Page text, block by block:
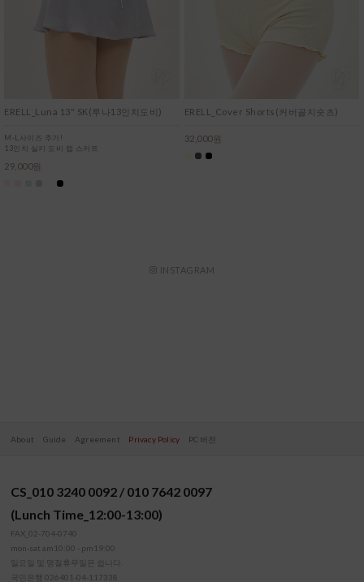
ERELL_Luna 13" SK(루나13인치도비)
M-L사이즈 추가!
13인치 실키 도비 랩 스커트
29,000원
ERELL_Cover Shorts(커버골지숏츠)
32,000원
INSTAGRAM
About Guide Agreement Privacy Policy PC 버전
CS_010 3240 0092 / 010 7642 0097
(Lunch Time_12:00-13:00)
FAX_02-704-0740
mon-sat am10:00 - pm19:00
일요일 및 명절휴무일은 쉽니다.
국민은행 026401-04-117338